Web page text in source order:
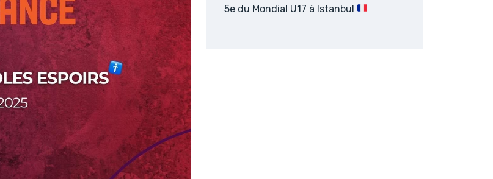
5e du Mondial U17 à Istanbul